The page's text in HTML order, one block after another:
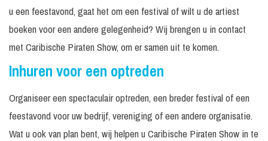
u een feestavond, gaat het om een festival of wilt u de artiest
boeken voor een andere gelegenheid? Wij brengen u in contact
met Caribische Piraten Show, om er samen uit te komen.
Inhuren voor een optreden
Organiseer een spectaculair optreden, een breder festival of een
feestavond voor uw bedrijf, vereniging of een andere organisatie.
Wat u ook van plan bent, wij helpen u Caribische Piraten Show in te